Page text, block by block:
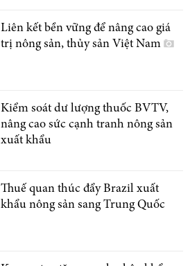
Liên kết bền vững để nâng cao giá
trị nông sản, thủy sản Việt Nam
Kiểm soát dư lượng thuốc BVTV,
nâng cao sức cạnh tranh nông sản
xuất khẩu
Thuế quan thúc đẩy Brazil xuất
khẩu nông sản sang Trung Quốc